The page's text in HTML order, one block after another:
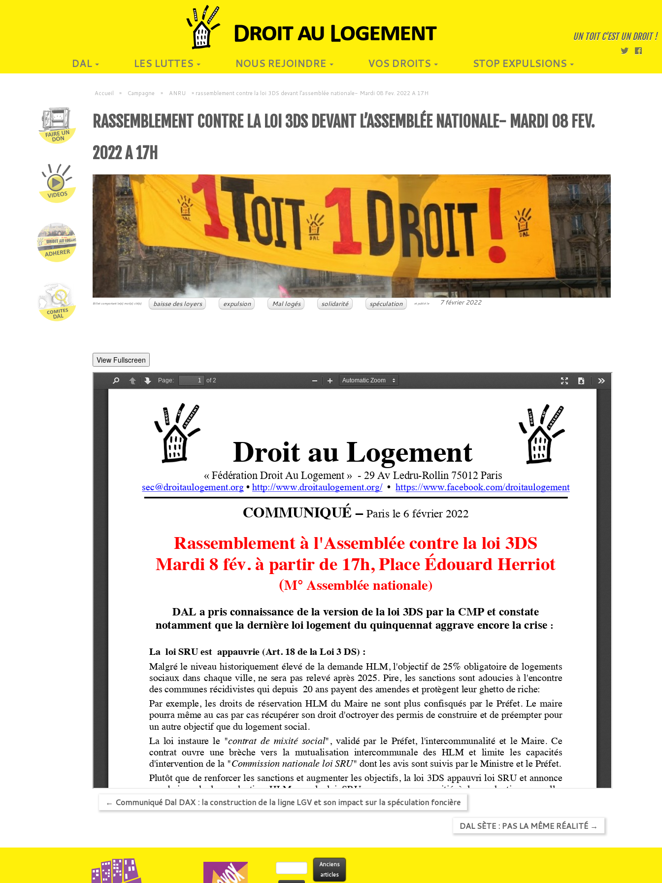
UN TOIT C'EST UN DROIT !
DAL LES LUTTES NOUS REJOINDRE VOS DROITS STOP EXPULSIONS
Accueil » Campagne » ANRU » rassemblement contre la loi 3DS devant l’assemblée nationale- Mardi 08 Fev. 2022 A 17H
RASSEMBLEMENT CONTRE LA LOI 3DS DEVANT L’ASSEMBLÉE NATIONALE- MARDI 08 FEV.
2022 A 17H
Billet comportant le(s) mot(s) clé(s) baisse des loyers expulsion Mal logés solidarité spéculation et publié le 7 février 2022
View Fullscreen
← Communiqué Dal DAX : la construction de la ligne LGV et son impact sur la spéculation foncière
DAL SÈTE : PAS LA MÊME RÉALITÉ →
Rechercher :
Anciens
articles